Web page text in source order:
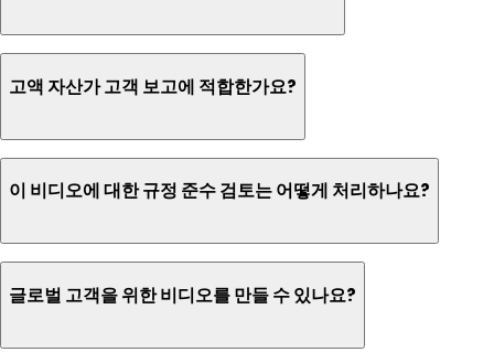
고액 자산가 고객 보고에 적합한가요?
이 비디오에 대한 규정 준수 검토는 어떻게 처리하나요?
글로벌 고객을 위한 비디오를 만들 수 있나요?